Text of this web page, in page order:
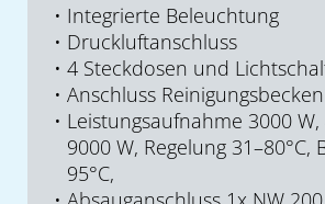
Integrierte Beleuchtung
Druckluftanschluss
4 Steckdosen und
Anschluss
Leistungsaufnahme 3000 W,
9000 W, Regelung 31–80°C,
95°C,